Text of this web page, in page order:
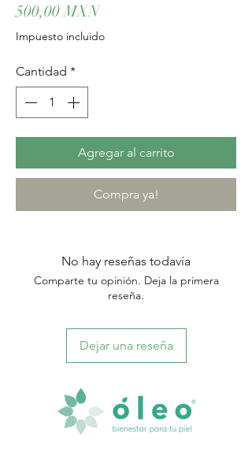
500,00 MXNPrecio
Impuesto incluido
Cantidad *
Agregar al carrito
Compra ya!
No hay reseñas todavía
Comparte tu opinión. Deja la primera
reseña.
Dejar una reseña